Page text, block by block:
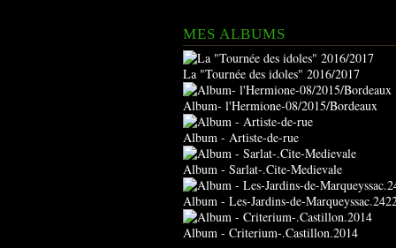
MES ALBUMS
La "Tournée des idoles" 2016/2017
Album- l'Hermione-08/2015/Bordeaux
Album - Artiste-de-rue
Album - Sarlat-.Cite-Medievale
Album - Les-Jardins-de-
Album - Criterium-.Castillon.2014